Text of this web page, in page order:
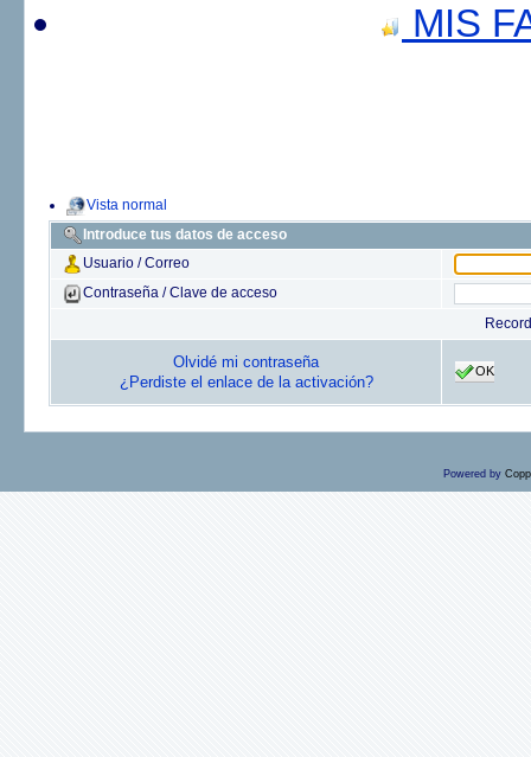
MIS
Vista normal
Introduce tus datos de acceso
Usuario / Correo
Contraseña / Clave de acceso
Olvidé mi contraseña
¿Perdiste el enlace de la activación?
OK
Powered by